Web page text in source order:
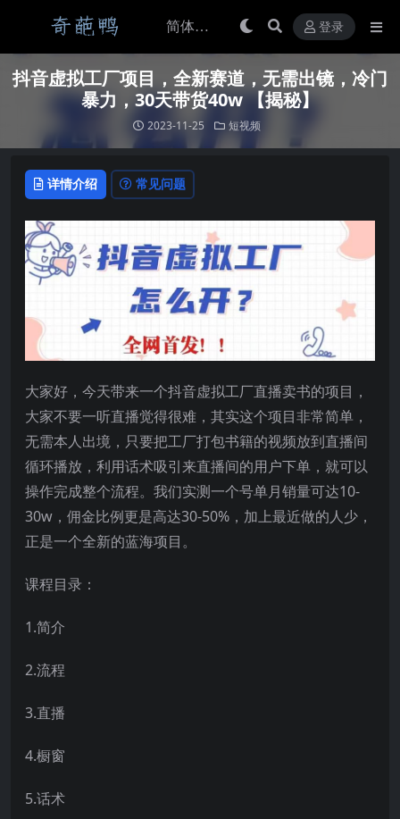
登录
抖音虚拟工厂项目，全新赛道，无需出镜，冷门
暴力，30天带货40w 【揭秘】
2023-11-25 短视频
详情介绍 常见问题
大家好，今天带来一个抖音虚拟工厂直播卖书的项目，
大家不要一听直播觉得很难，其实这个项目非常简单，
无需本人出境，只要把工厂打包书籍的视频放到直播间
循环播放，利用话术吸引来直播间的用户下单，就可以
操作完成整个流程。我们实测一个号单月销量可达10-
30w，佣金比例更是高达30-50%，加上最近做的人少，
正是一个全新的蓝海项目。
课程目录：
1.简介
2.流程
3.直播
4.橱窗
5.话术